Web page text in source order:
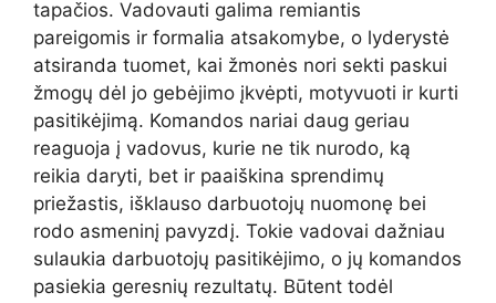
tapačios. Vadovauti galima remiantis
pareigomis ir formalia atsakomybe, o lyderystė
atsiranda tuomet, kai žmonės nori sekti paskui
žmogų dėl jo gebėjimo įkvėpti, motyvuoti ir kurti
pasitikėjimą. Komandos nariai daug geriau
reaguoja į vadovus, kurie ne tik nurodo, ką
reikia daryti, bet ir paaiškina sprendimų
priežastis, išklauso darbuotojų nuomonę bei
rodo asmeninį pavyzdį. Tokie vadovai dažniau
sulaukia darbuotojų pasitikėjimo, o jų komandos
pasiekia geresnių rezultatų. Būtent todėl